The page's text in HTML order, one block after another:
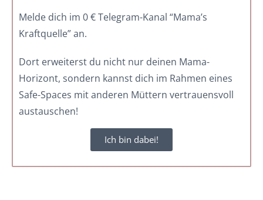
Melde dich im 0 € Telegram-Kanal “Mama’s
Kraftquelle” an.
Dort erweiterst du nicht nur deinen Mama-
Horizont, sondern kannst dich im Rahmen eines
Safe-Spaces mit anderen Müttern vertrauensvoll
austauschen!
Ich bin dabei!